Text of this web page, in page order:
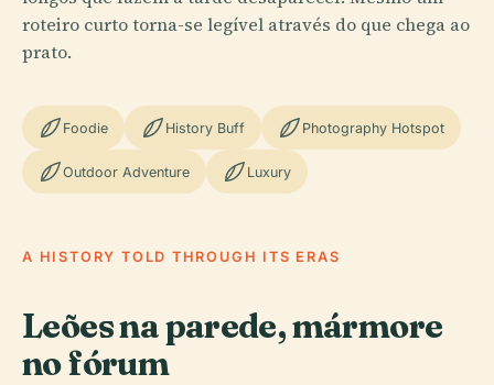
roteiro curto torna-se legível através do que chega ao
prato.
Foodie History Buff Photography Hotspot
Outdoor Adventure Luxury
A HISTORY TOLD THROUGH ITS ERAS
Leões na parede, mármore
no fórum